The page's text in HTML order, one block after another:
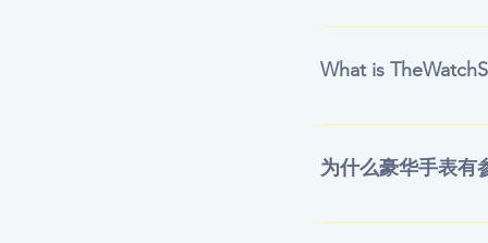
您可以通过几个简单
What is
TheWatchSearch is
dealers. With
WhatsApp groups
为什么豪华手表有
奢侈手表制造商使用